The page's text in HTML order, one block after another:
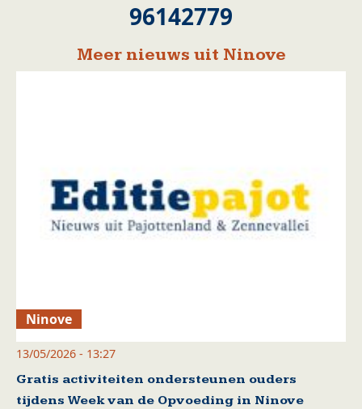
96142779
Meer nieuws uit Ninove
Ninove
13/05/2026 - 13:27
Gratis activiteiten ondersteunen ouders
tijdens Week van de Opvoeding in Ninove